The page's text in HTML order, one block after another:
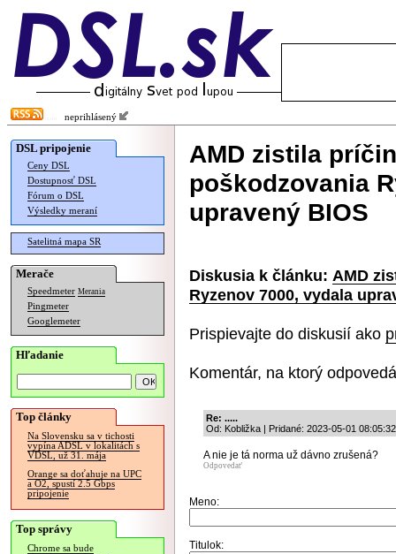
neprihlásený
DSL pripojenie
Ceny DSL
Dostupnosť DSL
Fórum o DSL
Výsledky meraní
Satelitná mapa SR
Merače
Speedmeter Merania
Pingmeter
Googlemeter
Hľadanie
Top články
Na Slovensku sa v tichosti
vypína ADSL v lokalitách s
VDSL, už 31. mája
Orange sa doťahuje na UPC
a O2, spustí 2.5 Gbps
pripojenie
Top správy
Chrome sa bude
AMD zistila
poškodzovania
upravený BIOS
Diskusia k článku: AMD
Ryzenov 7000, vydala
Prispievajte do diskusií ako
Komentár, na ktorý
Re: .....
Od: Kobližka | Pridané: 2023-05-01 08:05:32
A nie je tá norma už dávno zrušená?
Odpovedať
Meno:
Titulok: